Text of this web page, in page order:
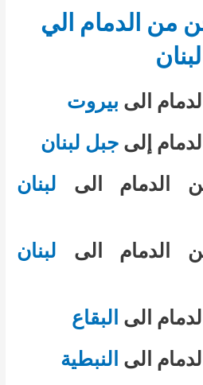
الدمام الي
لبنان
الى بيروت
إلىجبل لبنان
الى لبنان
الى لبنان
الى البقاع
الى النبطية